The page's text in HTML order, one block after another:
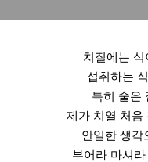
치질에는
섭취하는
특히 술은
제가 치열 처음
안일한 생각
부어라 마셔